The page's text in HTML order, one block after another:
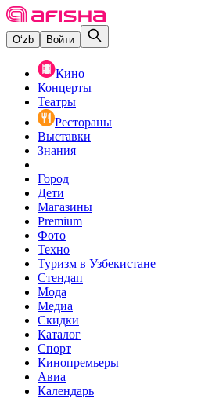
O‘zb Войти
Кино
Концерты
Театры
Рестораны
Выставки
Знания
Город
Дети
Магазины
Premium
Фото
Техно
Туризм в Узбекистане
Стендап
Мода
Медиа
Скидки
Каталог
Спорт
Кинопремьеры
Авиа
Календарь